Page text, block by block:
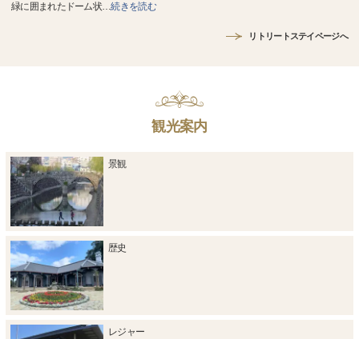
緑に囲まれたドーム状…続きを読む
リトリートステイページへ
観光案内
景観
歴史
レジャー